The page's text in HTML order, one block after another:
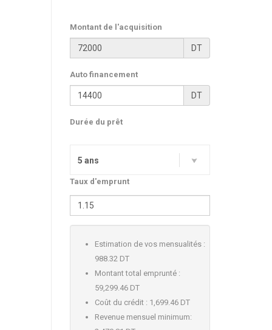
Montant de l'acquisition
DT
Auto financement
DT
Durée du prêt
5 ans
Taux d'emprunt
Estimation de vos mensualités :
988.32 DT
Montant total emprunté :
59,299.46 DT
Coût du crédit : 1,699.46 DT
Revenue mensuel minimum: